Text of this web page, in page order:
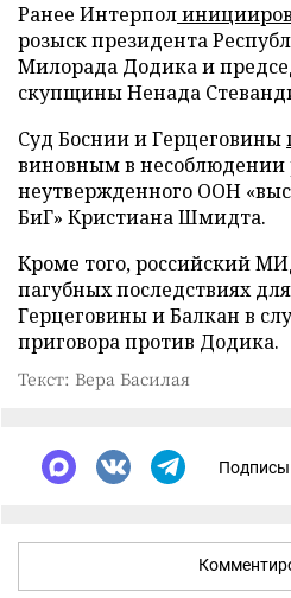
Ранее Интерпол
розыск президента
Милорада Додика и
скупщины Ненада
Суд Боснии и Герцеговины
виновным в
неутвержденного ООН
БиГ» Кристиана Шмидта.
Кроме того, российский
пагубных последствиях
Герцеговины и Балкан в
приговора против Додика.
Текст: Вера Басилая